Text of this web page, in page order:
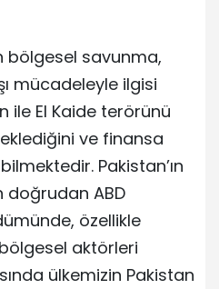
bölgesel savunma,
mücadeleyle ilgisi
ile El Kaide terörünü
ve finansa
Pakistan’ın
doğrudan ABD
özellikle
aktörleri
ülkemizin Pakistan